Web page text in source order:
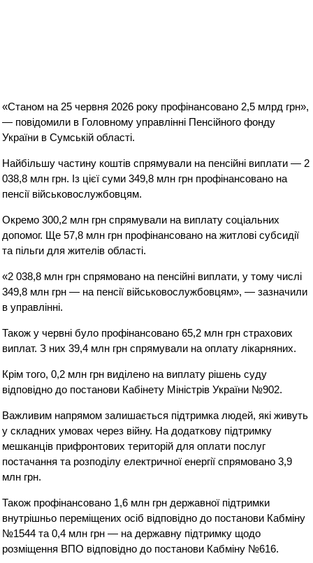
«Станом на 25 червня 2026 року профінансовано 2,5 млрд грн»,
— повідомили в Головному управлінні Пенсійного фонду
України в Сумській області.
Найбільшу частину коштів спрямували на пенсійні виплати — 2
038,8 млн грн. Із цієї суми 349,8 млн грн профінансовано на
пенсії військовослужбовцям.
Окремо 300,2 млн грн спрямували на виплату соціальних
допомог. Ще 57,8 млн грн профінансовано на житлові субсидії
та пільги для жителів області.
«2 038,8 млн грн спрямовано на пенсійні виплати, у тому числі
349,8 млн грн — на пенсії військовослужбовцям», — зазначили
в управлінні.
Також у червні було профінансовано 65,2 млн грн страхових
виплат. З них 39,4 млн грн спрямували на оплату лікарняних.
Крім того, 0,2 млн грн виділено на виплату рішень суду
відповідно до постанови Кабінету Міністрів України №902.
Важливим напрямом залишається підтримка людей, які живуть
у складних умовах через війну. На додаткову підтримку
мешканців прифронтових територій для оплати послуг
постачання та розподілу електричної енергії спрямовано 3,9
млн грн.
Також профінансовано 1,6 млн грн державної підтримки
внутрішньо переміщених осіб відповідно до постанови Кабміну
№1544 та 0,4 млн грн — на державну підтримку щодо
розміщення ВПО відповідно до постанови Кабміну №616.